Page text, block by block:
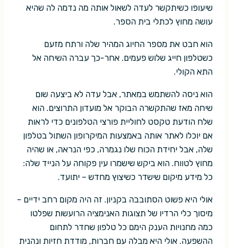
שיעופו כשיתקשר לעדה לשאול אותה מה נדמה לה שהיא
עושה מחוץ לכתלי בית הספר.
הוא חבט את מספר החיוג המהיר שלה ורתח מזעם
כשטלפון חייג שלוש פעמים. אחר-כך עברה השיחה אל
התא הקולי.
הוא ניסה להשתמש במאתר, אבל עדה לא ביצעה שום
שיחה מאז שהתקשרה הבוקר אל מועדון התרוצים. הוא
שלח הודעת טקסט לחוליית פורצי הטלפונים כדי לראות
אם יוכלו לאתר אותה באמצעות המיקרופון השתול בטלפון
שלה, אבל יחידת הכוח שלו נגמרה, כפי הנראה, או שהיה
מחוץ לטווח. הוא ביקש שישמרו עין פקוחה על הנייד שלה:
כל מידע מיקום שישדר כשיצוץ מחדש – יתועד.
אולי היא פשוט הסתובבה בקניון. זה היה מקום רחב ידיים –
מיסוך כלי הרדיו של תצוגות האנימציה הרועשות שפלטו
כמה מחנויות הענק הימם כל טלפון שחדר לתחום
ההשפעה. אולי היא מבלה עם חברות, מודדת חזיות ונהנית